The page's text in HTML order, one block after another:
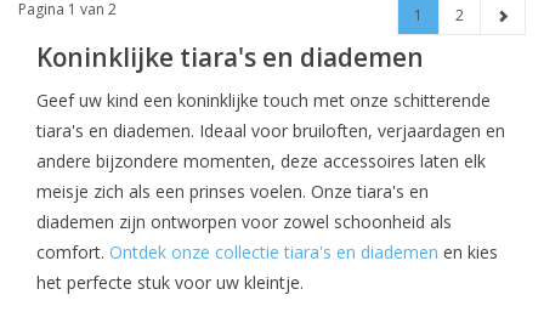
Pagina 1 van 2 1 2
Koninklijke tiara's en diademen
Geef uw kind een koninklijke touch met onze schitterende
tiara's en diademen. Ideaal voor bruiloften, verjaardagen en
andere bijzondere momenten, deze accessoires laten elk
meisje zich als een prinses voelen. Onze tiara's en
diademen zijn ontworpen voor zowel schoonheid als
comfort. Ontdek onze collectie tiara's en diademen en kies
het perfecte stuk voor uw kleintje.